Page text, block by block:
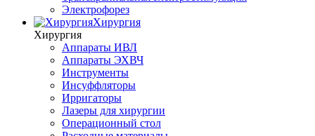
Электрофорез
Хирургия
Хирургия
Аппараты ИВЛ
Аппараты ЭХВЧ
Инструменты
Инсуффляторы
Ирригаторы
Лазеры для хирургии
Операционный стол